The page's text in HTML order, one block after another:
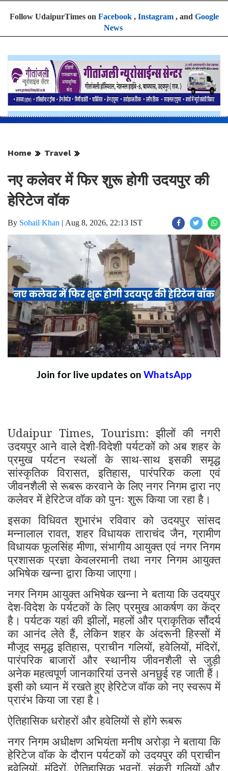
Follow UdaipurTimes on Facebook, Instagram, and Google
News
Home Travel
नए कलेवर में फिर शुरू होगी उदयपुर की
हेरिटेज वॉक
By Sohail Khan Aug 8, 2026, 22:13 IST
Join for live updates on WhatsApp
Udaipur Times, Tourism: झीलों की नगरी
उदयपुर आने वाले देशी-विदेशी पर्यटकों को अब शहर के
प्रमुख पर्यटन स्थलों के साथ-साथ इसकी समृद्ध
सांस्कृतिक विरासत, इतिहास, पारंपरिक कला एवं
जीवनशैली से रूबरू करवाने के लिए नगर निगम द्वारा नए
कलेवर में हेरिटेज वॉक को पुनः शुरू किया जा रहा है।
इसका विधिवत शुभारंभ रविवार को उदयपुर सांसद
मन्नालाल रावत, शहर विधायक ताराचंद जैन, ग्रामीण
विधायक फूलसिंह मीणा, संभागीय आयुक्त एवं नगर निगम
प्रशासक प्रज्ञा केवलरमानी तथा नगर निगम आयुक्त
अभिषेक खन्ना द्वारा किया जाएगा।
नगर निगम आयुक्त अभिषेक खन्ना ने बताया कि उदयपुर
देश-विदेश के पर्यटकों के लिए प्रमुख आकर्षण का केंद्र
है। पर्यटक यहां की झीलों, महलों और प्राकृतिक सौंदर्य
का आनंद लेते हैं, लेकिन शहर के अंदरूनी हिस्सों में
मौजूद समृद्ध इतिहास, प्राचीन गलियों, हवेलियों, मंदिरों,
पारंपरिक बाजारों और स्थानीय जीवनशैली से जुड़ी
अनेक महत्वपूर्ण जानकारियां उनसे अनछुई रह जाती हैं।
इसी को ध्यान में रखते हुए हेरिटेज वॉक को नए स्वरूप में
प्रारंभ किया जा रहा है।
ऐतिहासिक धरोहरों और हवेलियों से होंगे रूबरू
नगर निगम अधीक्षण अभियंता मनीष अरोड़ा ने बताया कि
हेरिटेज वॉक के दौरान पर्यटकों को उदयपुर की प्राचीन
हवेलियों, मंदिरों, ऐतिहासिक भवनों, संकरी गलियों और